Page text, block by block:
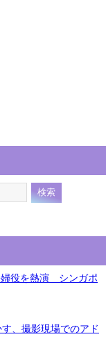
婦役を熱演 シンガポ
、撮影現場でのアド